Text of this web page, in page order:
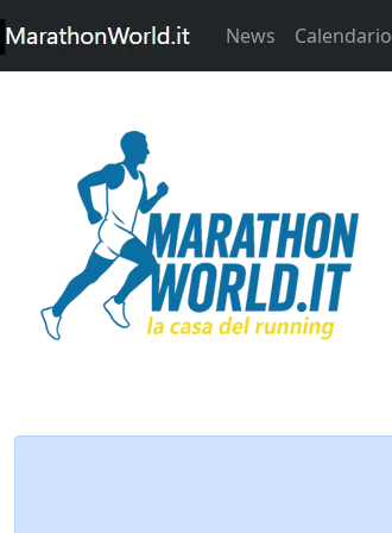
News Calendario